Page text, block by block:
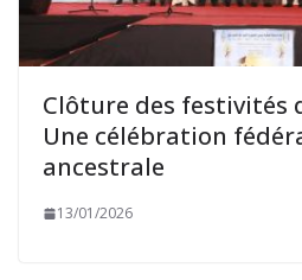
Clôture des festivités
Une célébration
ancestrale
13/01/2026